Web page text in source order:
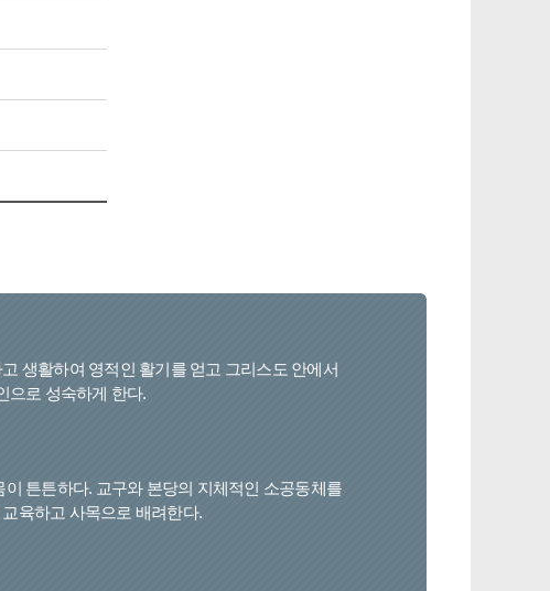
생활하여 영적인 활기를 얻고 그리스도 안에서
으로 성숙하게 한다.
튼튼하다. 교구와 본당의 지체적인 소공동체를
육하고 사목으로 배려한다.